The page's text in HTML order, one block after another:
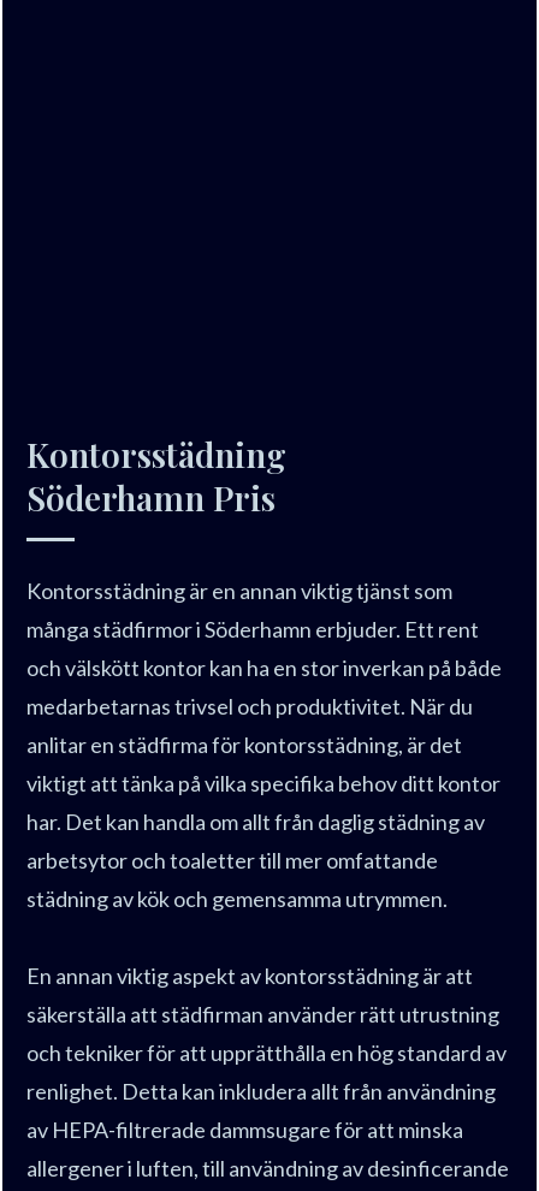
Kontorsstädning
Söderhamn Pris
Kontorsstädning är en annan viktig tjänst som
många städfirmor i Söderhamn erbjuder. Ett rent
och välskött kontor kan ha en stor inverkan på både
medarbetarnas trivsel och produktivitet. När du
anlitar en städfirma för kontorsstädning, är det
viktigt att tänka på vilka specifika behov ditt kontor
har. Det kan handla om allt från daglig städning av
arbetsytor och toaletter till mer omfattande
städning av kök och gemensamma utrymmen.
En annan viktig aspekt av kontorsstädning är att
säkerställa att städfirman använder rätt utrustning
och tekniker för att upprätthålla en hög standard av
renlighet. Detta kan inkludera allt från användning
av HEPA-filtrerade dammsugare för att minska
allergener i luften, till användning av desinficerande